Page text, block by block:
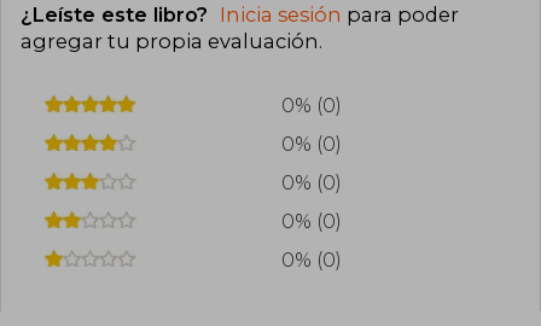
¿Leíste este libro? Inicia sesión para poder
agregar tu propia evaluación.
0% (0)
0% (0)
0% (0)
0% (0)
0% (0)